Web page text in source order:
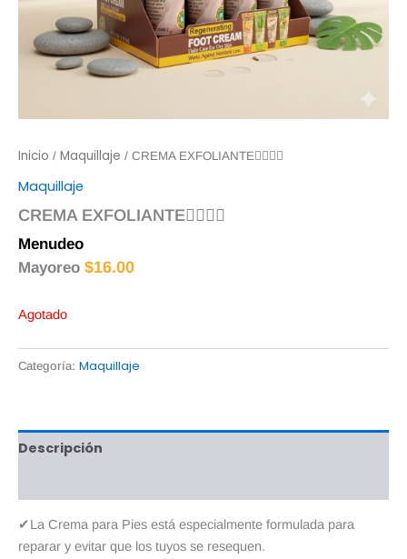
Inicio / Maquillaje / CREMA EXFOLIANTE☝🏻✨🔥
Maquillaje
CREMA EXFOLIANTE☝🏻✨🔥
Menudeo
Mayoreo $16.00
Agotado
Categoría: Maquillaje
Descripción
✔La Crema para Pies está especialmente formulada para
reparar y evitar que los tuyos se resequen.